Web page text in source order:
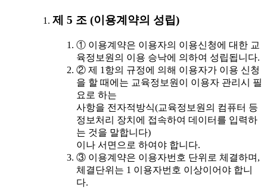
제 5 조 (이용계약의 성립)
① 이용계약은 이용자의 이용신청에 대한 교
육정보원의 이용 승낙에 의하여 성립됩니다.
② 제 1항의 규정에 의해 이용자가 이용 신청
을 할 때에는 교육정보원이 이용자 관리시 필
요로 하는
사항을 전자적방식(교육정보원의 컴퓨터 등
정보처리 장치에 접속하여 데이터를 입력하
는 것을 말합니다)
이나 서면으로 하여야 합니다.
③ 이용계약은 이용자번호 단위로 체결하며,
체결단위는 1 이용자번호 이상이어야 합니
다.